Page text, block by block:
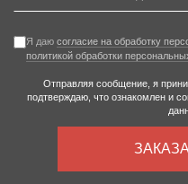
Я даю согласие на обработку
политикой обработки
Отправляя сообщение, я
подтверждаю, что ознакомлен и